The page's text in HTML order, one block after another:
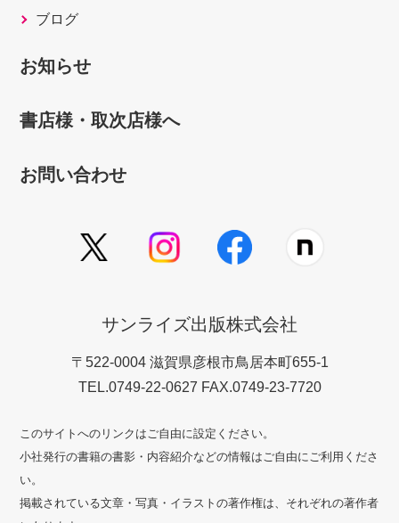
ブログ
お知らせ
書店様・取次店様へ
お問い合わせ
サンライズ出版株式会社
〒522-0004 滋賀県彦根市鳥居本町655-1
TEL.0749-22-0627 FAX.0749-23-7720
このサイトへのリンクはご自由に設定ください。
小社発行の書籍の書影・内容紹介などの情報はご自由にご利用くださ
い。
掲載されている文章・写真・イラストの著作権は、それぞれの著作者